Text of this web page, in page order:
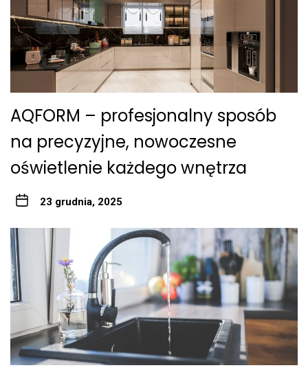
AQFORM – profesjonalny sposób
na precyzyjne, nowoczesne
oświetlenie każdego wnętrza
23 grudnia, 2025